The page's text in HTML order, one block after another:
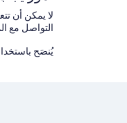
التواصل مع
يُنصَح